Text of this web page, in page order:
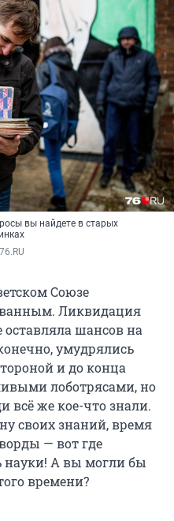
вы найдете в старых
Союзе
Ликвидация
оставляла шансов на
умудрялись
и до конца
лоботрясами, но
всё же кое-что знали.
своих знаний, время
— вот где
науки! А вы могли бы
времени?